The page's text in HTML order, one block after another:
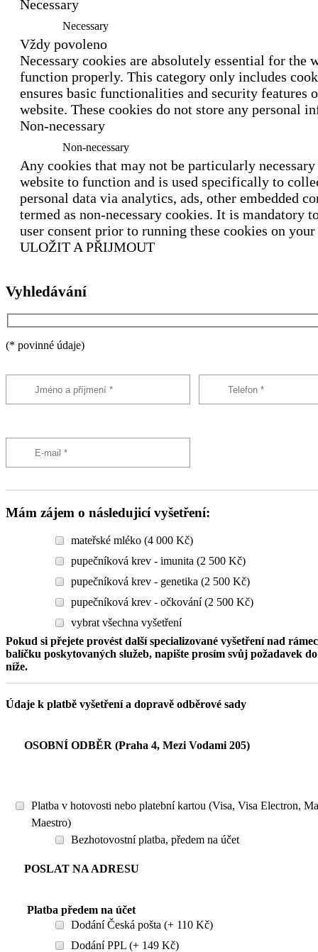
Necessary
Necessary
Vždy povoleno
Necessary cookies are absolutely essential for the
function properly. This category only includes
ensures basic functionalities and security features
website. These cookies do not store any personal
Non-necessary
Non-necessary
Any cookies that may not be particularly
website to function and is used specifically to
personal data via analytics, ads, other embedded
termed as non-necessary cookies. It is mandatory
user consent prior to running these cookies on
ULOŽIT A PŘIJMOUT
Vyhledávání
(* povinné údaje)
Mám zájem o následujicí vyšetření:
mateřské mléko (4 000 Kč)
pupečníková krev - imunita (2 500 Kč)
pupečníková krev - genetika (2 500 Kč)
pupečníková krev - očkování (2 500 Kč)
vybrat všechna vyšetření
Pokud si přejete provést další specializované vyšetření nad
balíčku poskytovaných služeb, napište prosím svůj požadavek
níže.
Údaje k platbě vyšetření a dopravě odběrové sady
OSOBNÍ ODBĚR (Praha 4, Mezi Vodami 205)
Platba v hotovosti nebo platební kartou (Visa, Visa Electron,
Maestro)
Bezhotovostní platba, předem na účet
POSLAT NA ADRESU
Platba předem na účet
Dodání Česká pošta (+ 110 Kč)
Dodání PPL (+ 149 Kč)